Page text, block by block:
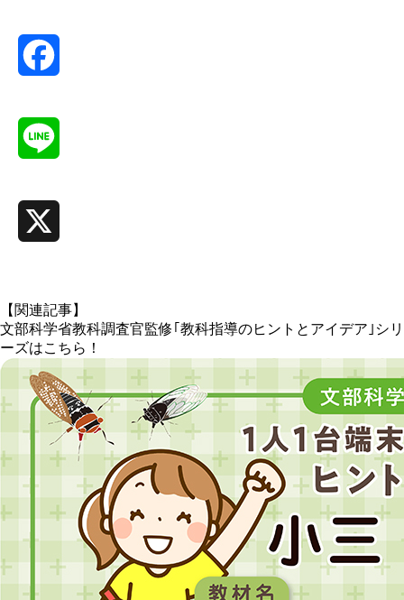
【関連記事】
文部科学省教科調査官監修｢教科指導のヒントとアイデア｣シリ
ーズはこちら！